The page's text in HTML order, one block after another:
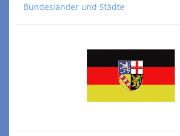
Bundesländer und Städte